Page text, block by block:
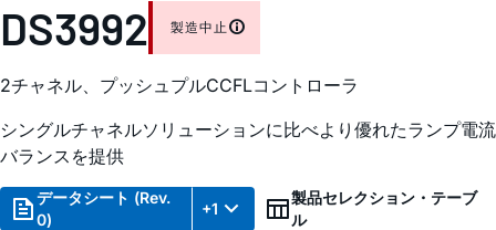
DS3992 製造中止
2チャネル、プッシュプルCCFLコントローラ
シングルチャネルソリューションに比べより優れたランプ電流
バランスを提供
データシート (Rev.
0)
+1
製品セレクション・テーブ
ル